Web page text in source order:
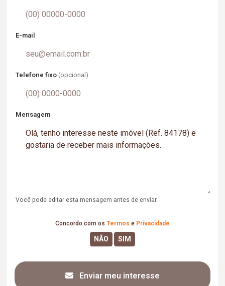
E-mail
Telefone fixo (opcional)
Mensagem
Você pode editar esta mensagem antes de enviar.
Concordo com os Termos e Privacidade
Enviar meu interesse